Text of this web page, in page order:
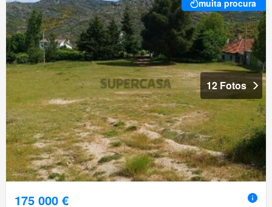
muita procura
12 Fotos
175 000 €